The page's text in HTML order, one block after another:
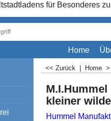
für Besonderes
Home
<< Zurück Home >
M.I.Hummel
kleiner
Hummel